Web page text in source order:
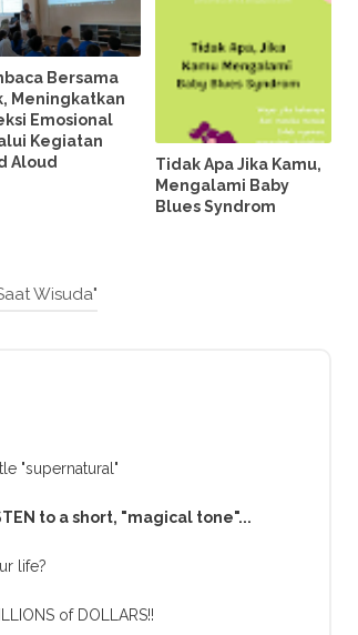
Bersama
Meningkatkan
Emosional
Kegiatan
Aloud
Tidak Apa Jika Kamu,
Mengalami Baby
Blues Syndrom
Wisuda"
"supernatural"
to a short, "magical tone"...
life?
of DOLLARS!!